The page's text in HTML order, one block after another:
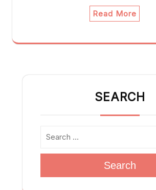
Read More
SEARCH
Search